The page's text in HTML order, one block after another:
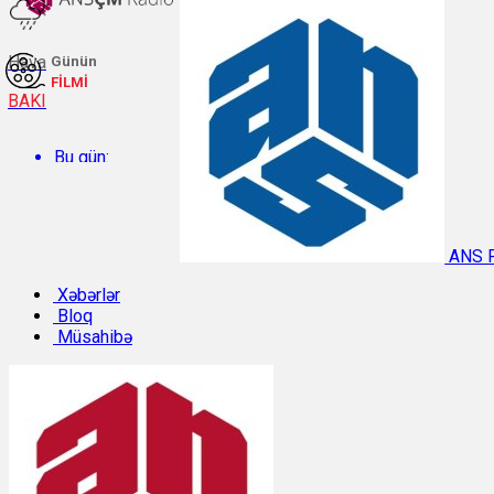
Hava
BAKI
Bu gün:
Temperatur: 27.6°C. Rütubət: 60%.
Sabah:
Günün
FİLMİ
ANS
Xəbərlər
Bloq
Müsahibə